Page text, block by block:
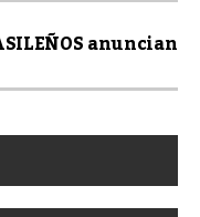
anuncian